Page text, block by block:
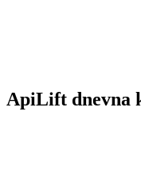
ApiLift dnevna